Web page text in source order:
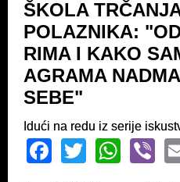
o
k
p
ŠKOLA
POLAZNIKA:
RIMA I KAKO
AGRAMA
SEBE"
Idući na redu iz serije
F
T
W
Vi